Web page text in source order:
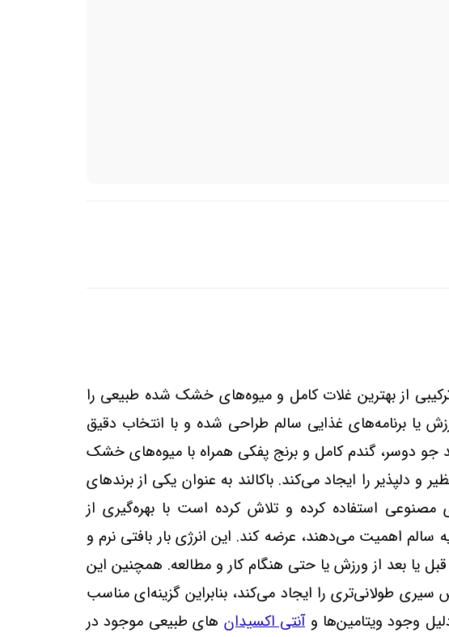
از بهترین غلات کامل و میوه‌های خشک شده طبیعی را
یا برنامه‌های غذایی سالم طراحی شده و با انتخاب دقیق
جو دوسر، گندم کامل و برنج پفکی همراه با میوه‌های خشک
را ایجاد می‌کند. باکالند به عنوان یکی از برندهای
مصنوعی استفاده کرده و تلاش کرده است با بهره‌گیری از
اهمیت می‌دهند، عرضه کند. این انرژی بار بافتی نرم و
یا بعد از ورزش یا حتی هنگام کار و مطالعه. همچنین این
طولانی‌تری را ایجاد می‌کند، بنابراین گزینه‌ای مناسب
وجود ویتامین‌ها وآنتی‌ اکسیدان‌ های طبیعی موجود در